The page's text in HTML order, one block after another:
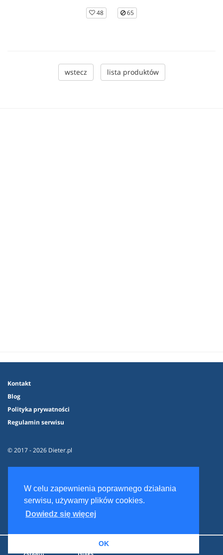
W celu zapewnienia poprawnego działania
serwisu, używamy plików cookies.
Dowiedz się więcej
OK
48 65
wstecz lista produktów
Kontakt
Blog
Polityka prywatności
Regulamin serwisu
© 2017 - 2026 Dieter.pl